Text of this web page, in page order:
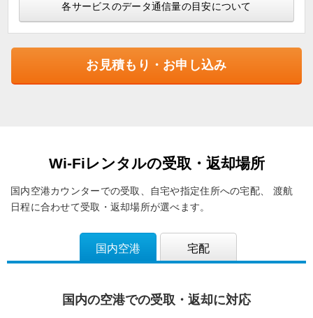
各サービスのデータ通信量の目安について
お見積もり・お申し込み
Wi-Fiレンタルの受取・返却場所
国内空港カウンターでの受取、自宅や指定住所への宅配、
渡航
日程に合わせて受取・返却場所が選べます。
国内空港 宅配
国内の空港での受取・返却に対応